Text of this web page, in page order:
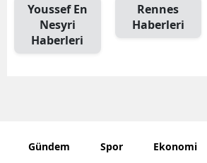
Youssef En
Nesyri
Haberleri
Rennes
Haberleri
Gündem Spor Ekonomi